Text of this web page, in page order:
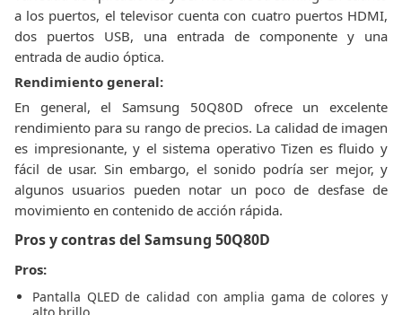
a los puertos, el televisor cuenta con cuatro puertos HDMI,
dos puertos USB, una entrada de componente y una
entrada de audio óptica.
Rendimiento general:
En general, el Samsung 50Q80D ofrece un excelente
rendimiento para su rango de precios. La calidad de imagen
es impresionante, y el sistema operativo Tizen es fluido y
fácil de usar. Sin embargo, el sonido podría ser mejor, y
algunos usuarios pueden notar un poco de desfase de
movimiento en contenido de acción rápida.
Pros y contras del Samsung 50Q80D
Pros:
Pantalla QLED de calidad con amplia gama de colores y